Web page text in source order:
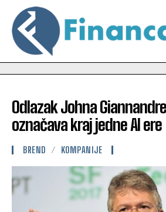
Odlazak Johna
označava kraj jedne AI ere
BREND KOMPANIJE